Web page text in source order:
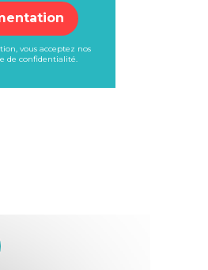
vous acceptez nos
de confidentialité.